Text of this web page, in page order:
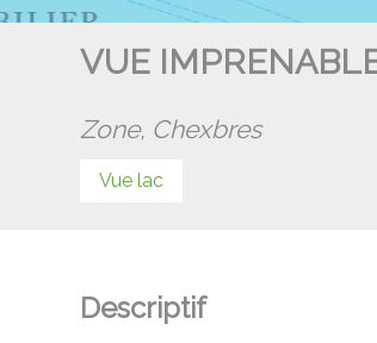
VUE
Zone, Chexbres
Vue lac
Descriptif